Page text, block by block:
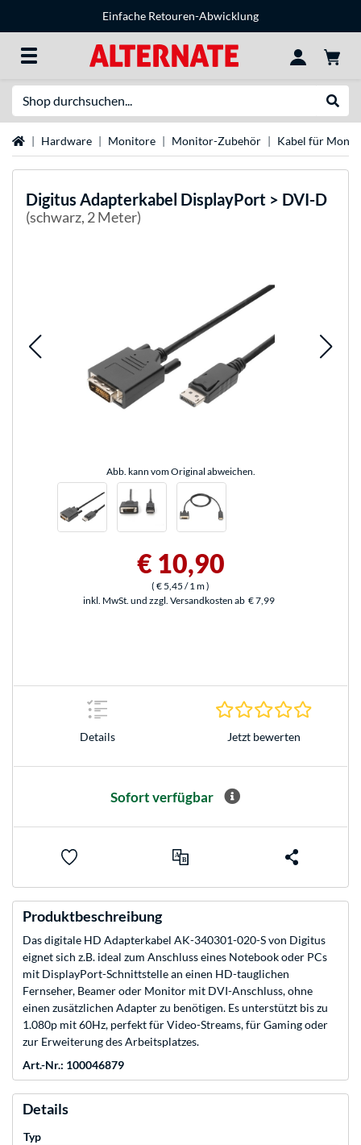
Einfache Retouren-Abwicklung
StartseiteHardware Monitore Monitor-Zubehör Kabel für
Digitus Adapterkabel DisplayPort > DVI-D
(schwarz, 2 Meter)
Abb. kann vom Original abweichen.
€ 10,90
( € 5,45 / 1 m)
inkl. MwSt. und zzgl. Versandkosten ab € 7,99
Details Jetzt bewerten
Sofort verfügbar
Produktbeschreibung
Das digitale HD Adapterkabel AK-340301-020-S von Digitus
eignet sich z.B. ideal zum Anschluss eines Notebook oder PCs
mit DisplayPort-Schnittstelle an einen HD-tauglichen
Fernseher, Beamer oder Monitor mit DVI-Anschluss, ohne
einen zusätzlichen Adapter zu benötigen. Es unterstützt bis zu
1.080p mit 60Hz, perfekt für Video-Streams, für Gaming oder
zur Erweiterung des Arbeitsplatzes.
Art.-Nr.: 100046879
Details
Typ